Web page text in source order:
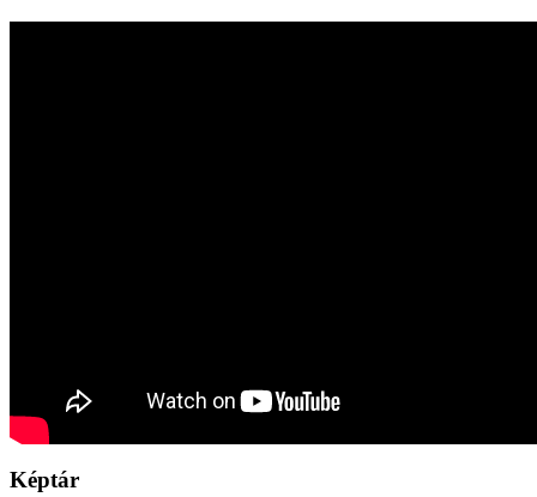
Képtár